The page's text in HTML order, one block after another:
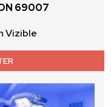
69007
Vizible